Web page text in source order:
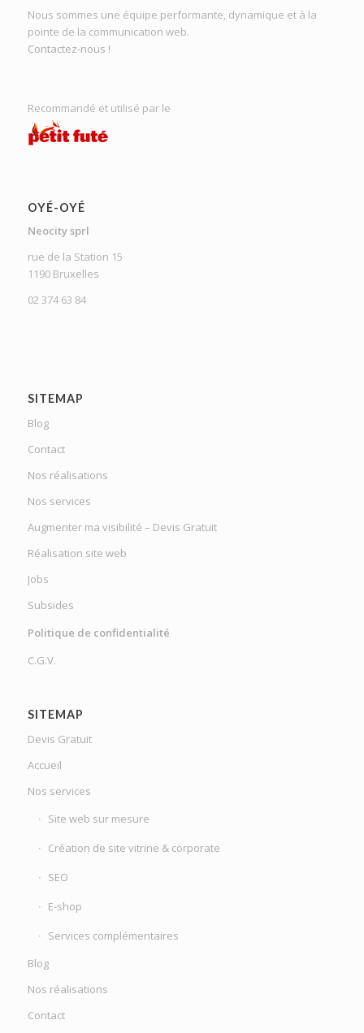
Nous sommes une équipe performante, dynamique et à la
pointe de la communication web.
Contactez-nous !
Recommandé et utilisé par le
OYÉ-OYÉ
Neocity sprl
rue de la Station 15
1190 Bruxelles
02 374 63 84
SITEMAP
Blog
Contact
Nos réalisations
Nos services
Augmenter ma visibilité – Devis Gratuit
Réalisation site web
Jobs
Subsides
Politique de confidentialité
C.G.V.
SITEMAP
Devis Gratuit
Accueil
Nos services
Site web sur mesure
Création de site vitrine & corporate
SEO
E-shop
Services complémentaires
Blog
Nos réalisations
Contact